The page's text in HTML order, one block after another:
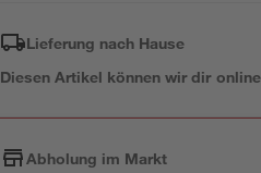
Lieferung nach Hause
Diesen Artikel können wir dir
Abholung im Markt